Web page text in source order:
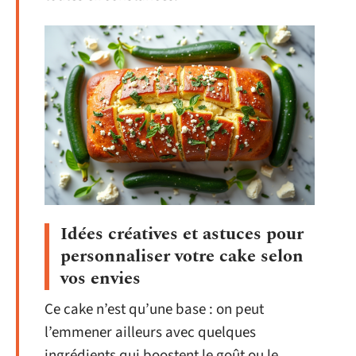
Idées créatives et astuces pour
personnaliser votre cake selon
vos envies
Ce cake n’est qu’une base : on peut
l’emmener ailleurs avec quelques